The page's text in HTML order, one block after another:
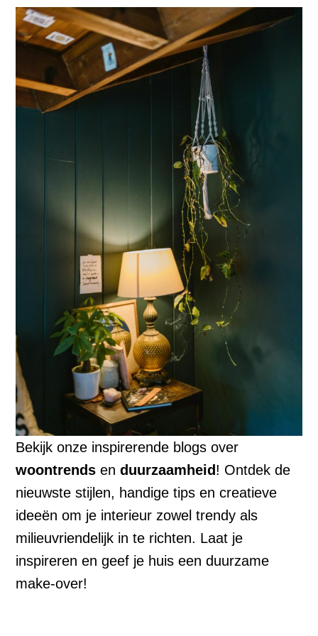
Bekijk onze inspirerende blogs over
woontrends enduurzaamheid! Ontdek de
nieuwste stijlen, handige tips en creatieve
ideeën om je interieur zowel trendy als
milieuvriendelijk in te richten. Laat je
inspireren en geef je huis een duurzame
make-over!